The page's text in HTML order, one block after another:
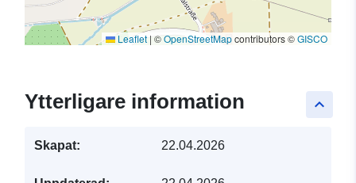
Leaflet | ©OpenStreetMapcontributors ©GISCO
keyboard_arrow_up
Ytterligare information
Skapat: 22.04.2026